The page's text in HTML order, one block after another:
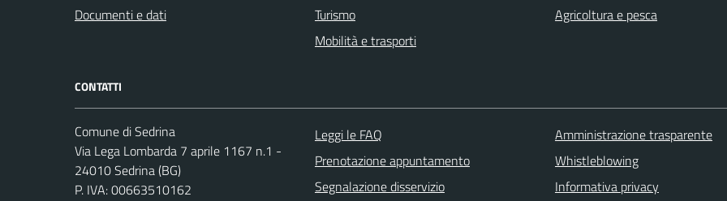
Documenti e dati
Turismo
Mobilità e trasporti
Agricoltura e pesca
CONTATTI
Comune di Sedrina
Via Lega Lombarda 7 aprile 1167 n.1 -
24010 Sedrina (BG)
P. IVA: 00663510162
Leggi le FAQ
Prenotazione appuntamento
Segnalazione disservizio
Amministrazione trasparente
Whistleblowing
Informativa privacy